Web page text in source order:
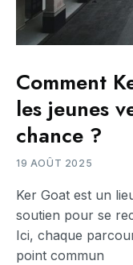
Comment
les jeunes
chance ?
19 AOÛT 2025
Ker Goat est un
soutien pour se
Ici, chaque
point commun